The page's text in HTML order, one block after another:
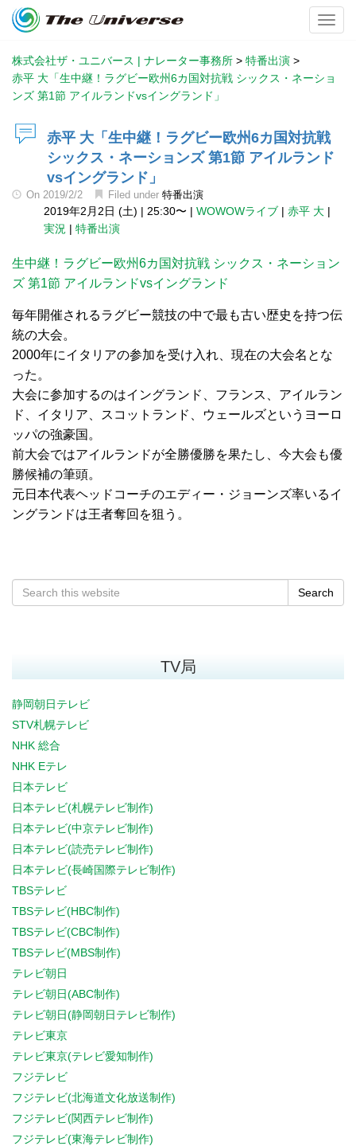
株式会社ザ・ユニバース | ナレーター事務所 > 特番出演 >
赤平 大「生中継！ラグビー欧州6カ国対抗戦 シックス・ネーショ
ンズ 第1節 アイルランドvsイングランド」
赤平 大「生中継！ラグビー欧州6カ国対抗戦
シックス・ネーションズ 第1節 アイルランド
vsイングランド」
On 2019/2/2 Filed under 特番出演
2019年2月2日 (土) | 25:30〜 | WOWOWライブ | 赤平 大 |
実況 | 特番出演
生中継！ラグビー欧州6カ国対抗戦 シックス・ネーション
ズ 第1節 アイルランドvsイングランド
毎年開催されるラグビー競技の中で最も古い歴史を持つ伝
統の大会。
2000年にイタリアの参加を受け入れ、現在の大会名とな
った。
大会に参加するのはイングランド、フランス、アイルラン
ド、イタリア、スコットランド、ウェールズというヨーロ
ッパの強豪国。
前大会ではアイルランドが全勝優勝を果たし、今大会も優
勝候補の筆頭。
元日本代表ヘッドコーチのエディー・ジョーンズ率いるイ
ングランドは王者奪回を狙う。
Search
TV局
静岡朝日テレビ
STV札幌テレビ
NHK 総合
NHK Eテレ
日本テレビ
日本テレビ(札幌テレビ制作)
日本テレビ(中京テレビ制作)
日本テレビ(読売テレビ制作)
日本テレビ(長崎国際テレビ制作)
TBSテレビ
TBSテレビ(HBC制作)
TBSテレビ(CBC制作)
TBSテレビ(MBS制作)
テレビ朝日
テレビ朝日(ABC制作)
テレビ朝日(静岡朝日テレビ制作)
テレビ東京
テレビ東京(テレビ愛知制作)
フジテレビ
フジテレビ(北海道文化放送制作)
フジテレビ(関西テレビ制作)
フジテレビ(東海テレビ制作)